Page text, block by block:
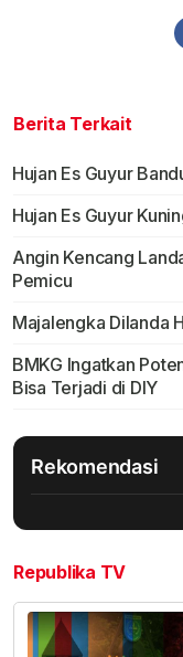
Berita Terkait
Hujan Es Guyur
Hujan Es Guyur
Angin Kencang
Pemicu
Majalengka Dilanda
BMKG Ingatkan
Bisa Terjadi di DIY
Rekomendasi
Republika TV